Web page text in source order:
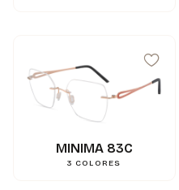
MINIMA 83C
3 COLORES